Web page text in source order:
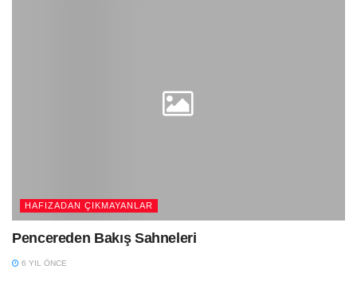
HAFIZADAN ÇIKMAYANLAR
Pencereden Bakış Sahneleri
6 YIL ÖNCE